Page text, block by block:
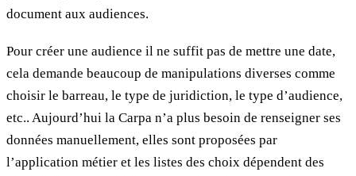
document aux audiences.
Pour créer une audience il ne suffit pas de mettre une date,
cela demande beaucoup de manipulations diverses comme
choisir le barreau, le type de juridiction, le type d’audience,
etc.. Aujourd’hui la Carpa n’a plus besoin de renseigner ses
données manuellement, elles sont proposées par
l’application métier et les listes des choix dépendent des